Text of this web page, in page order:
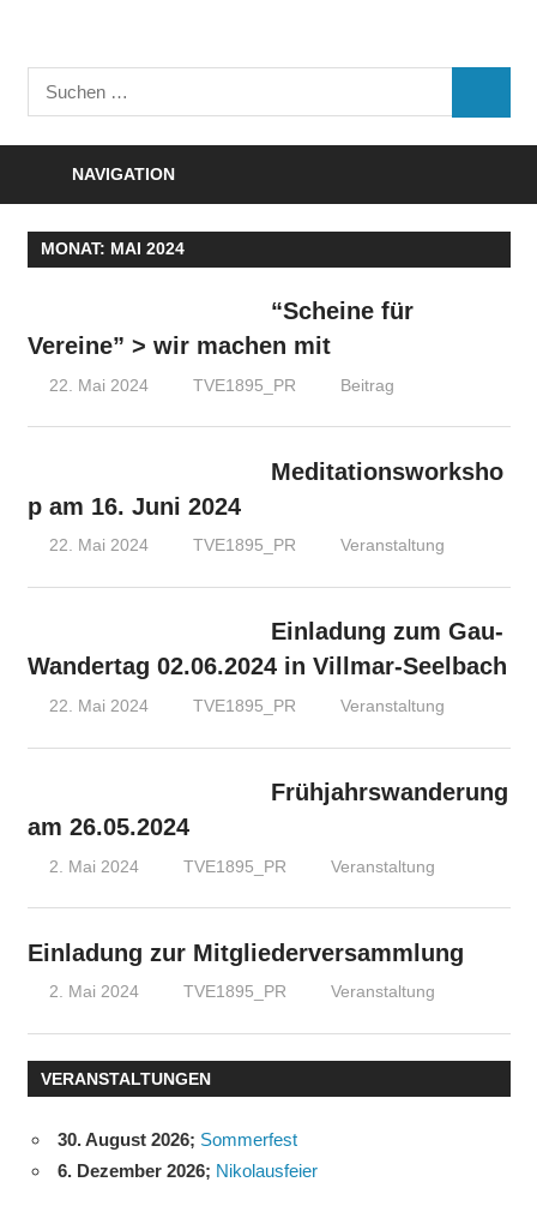
Turnverein
"Frisch
Eisenbach
Suchen
nach:
NAVIGATION
MONAT: MAI 2024
“Scheine für
Vereine” > wir machen mit
22. Mai 2024 TVE1895_PR Beitrag
Meditationsworksho
p am 16. Juni 2024
22. Mai 2024 TVE1895_PR Veranstaltung
Einladung zum Gau-
Wandertag 02.06.2024 in Villmar-Seelbach
22. Mai 2024 TVE1895_PR Veranstaltung
Frühjahrswanderung
am 26.05.2024
2. Mai 2024 TVE1895_PR Veranstaltung
Einladung zur Mitgliederversammlung
2. Mai 2024 TVE1895_PR Veranstaltung
VERANSTALTUNGEN
30. August 2026; Sommerfest
6. Dezember 2026; Nikolausfeier